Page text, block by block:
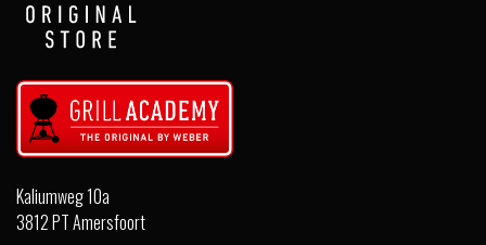
Kaliumweg 10a
3812 PT Amersfoort